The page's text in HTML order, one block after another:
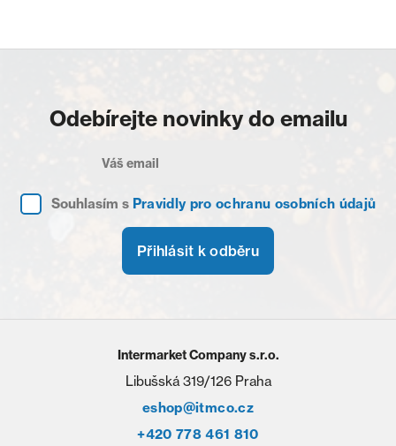
Odebírejte novinky do emailu
Souhlasím s Pravidly pro ochranu osobních údajů
Přihlásit k odběru
Intermarket Company s.r.o.
Libušská 319/126 Praha
eshop@itmco.cz
+420 778 461 810